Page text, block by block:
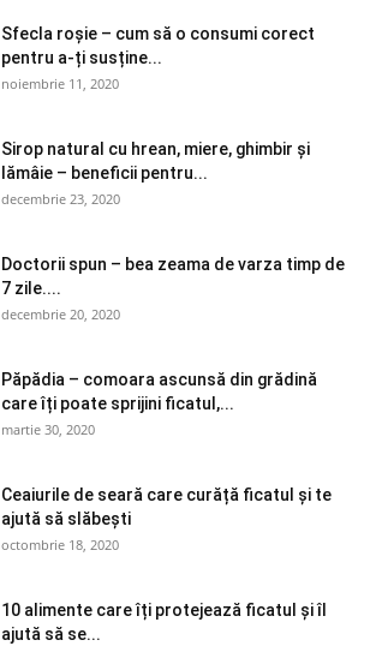
Sfecla roșie – cum să o consumi corect
pentru a-ți susține...
noiembrie 11, 2020
Sirop natural cu hrean, miere, ghimbir și
lămâie – beneficii pentru...
decembrie 23, 2020
Doctorii spun – bea zeama de varza timp de
7 zile....
decembrie 20, 2020
Păpădia – comoara ascunsă din grădină
care îți poate sprijini ficatul,...
martie 30, 2020
Ceaiurile de seară care curăță ficatul și te
ajută să slăbești
octombrie 18, 2020
10 alimente care îți protejează ficatul și îl
ajută să se...